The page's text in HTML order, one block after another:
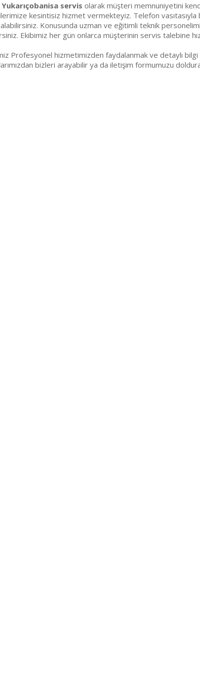
servis olarak müşteri memnuniyetini
kesintisiz hizmet vermekteyiz. Telefon
Konusunda uzman ve eğitimli teknik
Ekibimiz her gün onlarca müşterinin servis talebine
Profesyonel hizmetimizden faydalanmak ve detaylı
bizleri arayabilir ya da iletişim formumuzu